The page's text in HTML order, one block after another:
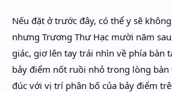
Nếu đặt ở trước đây, có thể y sẽ
nhưng Trương Thư Hạc mười năm
giác, giơ lên tay trái nhìn về phía bàn
bảy điểm nốt ruồi nhỏ trong lòng
đúc với vị trí phân bố của bảy điểm